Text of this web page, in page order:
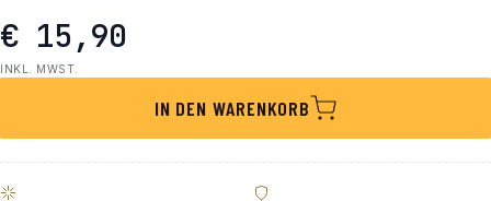
€ 15,90
INKL. MWST.
IN DEN WARENKORB